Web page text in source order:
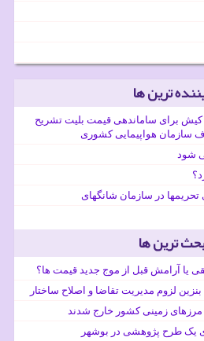
ترین ها
برای ساماندهی قیمت بلیت تشریح
سازمان هواپیمایی کشوری
تحریمها در سازمان شانگهای
ترین ها
یا آرامش قبل از موج جدید قیمت ها؟
یک طرح پژوهشی در بوشهر